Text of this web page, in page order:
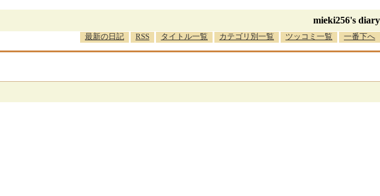
mieki256's diary
最新の日記 RSS タイトル一覧 カテゴリ別一覧 ツッコミ一覧 一番下へ